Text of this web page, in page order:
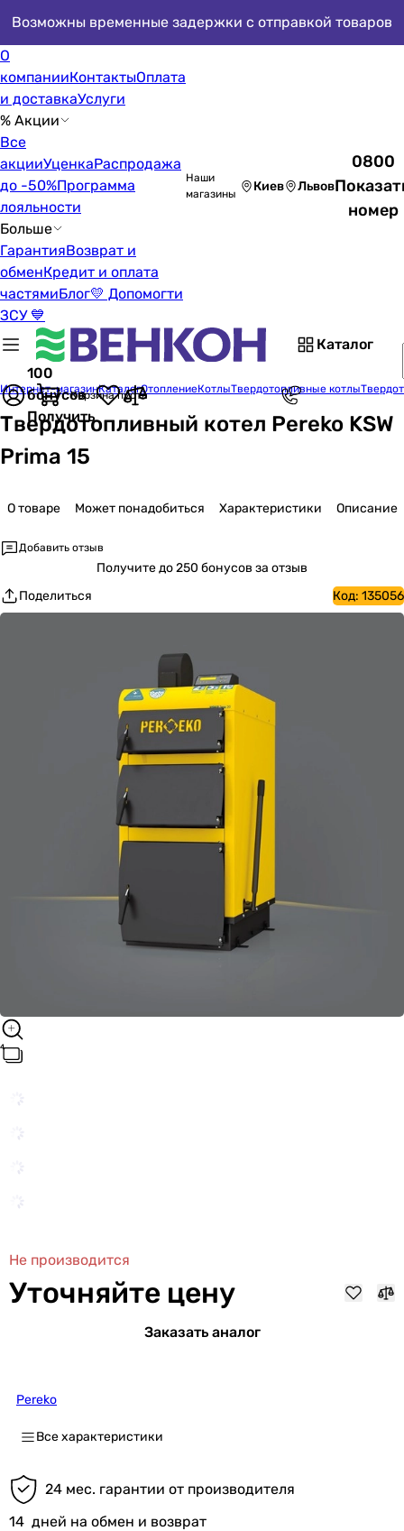
Возможны временные задержки с отправкой товаров
О
компанииКонтактыОплата
и доставкаУслуги
% Акции
Все
акцииУценкаРаспродажа
до -50%Программа
лояльности
Больше
ГарантияВозврат и
обменКредит и оплата
частямиБлог💛 Допомогти
ЗСУ 💙
Наши
магазины
Киев Львов
0800
номер
Каталог
100
бонусов
Получить
Корзина пуста
Интернет-магазинКаталогОтоплениеКотлыТвердотопливные котлы
Твердотопливный котел Pereko KSW
Prima 15
О товаре Может понадобиться Характеристики Описание
Добавить отзыв
Получитедо 250 бонусов за отзыв
Поделиться
Код: 135056
Не производится
Уточняйте цену
Заказать аналог
Pereko
Все характеристики
24 мес. гарантии от производителя
14 дней на обмен и возврат